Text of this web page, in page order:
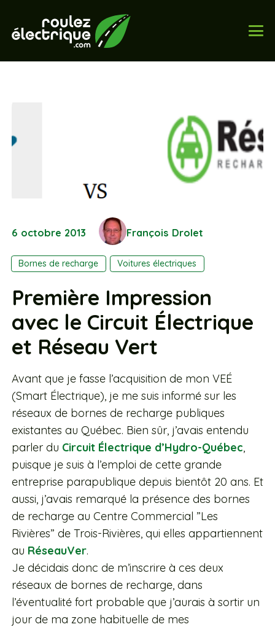
6 octobre 2013 François Drolet
Bornes de recharge Voitures électriques
Première Impression
avec le Circuit Électrique
et Réseau Vert
Avant que je fasse l’acquisition de mon VEÉ
(Smart Électrique), je me suis informé sur les
réseaux de bornes de recharge publiques
existantes au Québec. Bien sûr, j’avais entendu
parler du Circuit Électrique d’Hydro-Québec,
puisque je suis à l’emploi de cette grande
entreprise parapublique depuis bientôt 20 ans. Et
aussi, j’avais remarqué la présence des bornes
de recharge au Centre Commercial ”Les
Rivières” de Trois-Rivières, qui elles appartiennent
au RéseauVer.
Je décidais donc de m’inscrire à ces deux
réseaux de bornes de recharge, dans
l’éventualité fort probable que j’aurais à sortir un
jour de ma zone habituelle de mes